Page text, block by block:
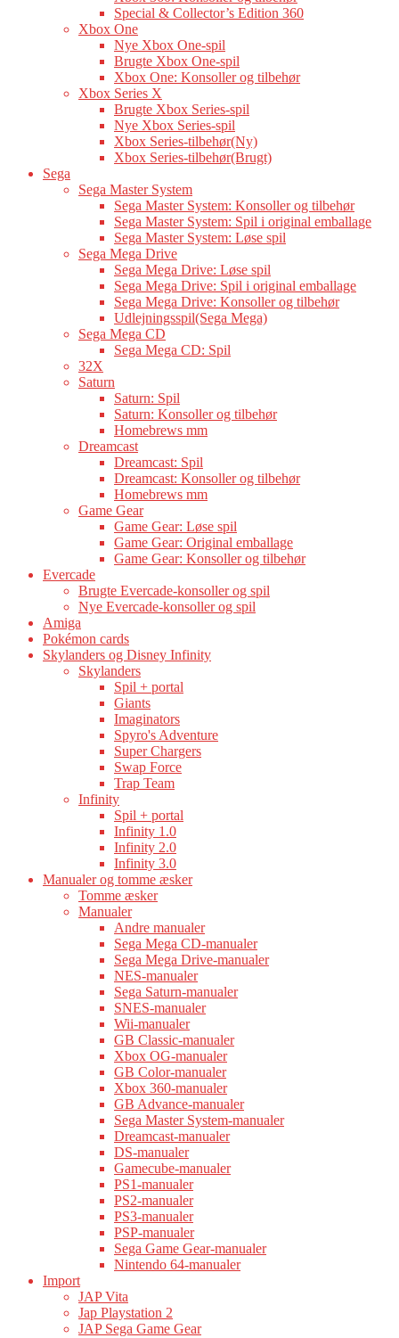
Special & Collector’s Edition 360
Xbox One
Nye Xbox One-spil
Brugte Xbox One-spil
Xbox One: Konsoller og tilbehør
Xbox Series X
Brugte Xbox Series-spil
Nye Xbox Series-spil
Xbox Series-tilbehør(Ny)
Xbox Series-tilbehør(Brugt)
Sega
Sega Master System
Sega Master System: Konsoller og tilbehør
Sega Master System: Spil i original emballage
Sega Master System: Løse spil
Sega Mega Drive
Sega Mega Drive: Løse spil
Sega Mega Drive: Spil i original emballage
Sega Mega Drive: Konsoller og tilbehør
Udlejningsspil(Sega Mega)
Sega Mega CD
Sega Mega CD: Spil
32X
Saturn
Saturn: Spil
Saturn: Konsoller og tilbehør
Homebrews mm
Dreamcast
Dreamcast: Spil
Dreamcast: Konsoller og tilbehør
Homebrews mm
Game Gear
Game Gear: Løse spil
Game Gear: Original emballage
Game Gear: Konsoller og tilbehør
Evercade
Brugte Evercade-konsoller og spil
Nye Evercade-konsoller og spil
Amiga
Pokémon cards
Skylanders og Disney Infinity
Skylanders
Spil + portal
Giants
Imaginators
Spyro's Adventure
Super Chargers
Swap Force
Trap Team
Infinity
Spil + portal
Infinity 1.0
Infinity 2.0
Infinity 3.0
Manualer og tomme æsker
Tomme æsker
Manualer
Andre manualer
Sega Mega CD-manualer
Sega Mega Drive-manualer
NES-manualer
Sega Saturn-manualer
SNES-manualer
Wii-manualer
GB Classic-manualer
Xbox OG-manualer
GB Color-manualer
Xbox 360-manualer
GB Advance-manualer
Sega Master System-manualer
Dreamcast-manualer
DS-manualer
Gamecube-manualer
PS1-manualer
PS2-manualer
PS3-manualer
PSP-manualer
Sega Game Gear-manualer
Nintendo 64-manualer
Import
JAP Vita
Jap Playstation 2
JAP Sega Game Gear